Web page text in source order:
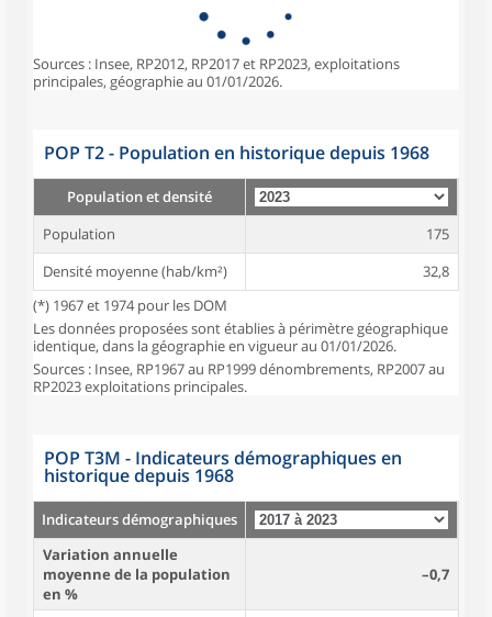
Sources : Insee, RP2012, RP2017 et RP2023, exploitations
principales, géographie au 01/01/2026.
POP T2 - Population en historique depuis 1968
Population et densité
Population
175
Densité moyenne (hab/km²)
32,8
(*) 1967 et 1974 pour les DOM
Les données proposées sont établies à périmètre géographique
identique, dans la géographie en vigueur au 01/01/2026.
Sources : Insee, RP1967 au RP1999 dénombrements, RP2007 au
RP2023 exploitations principales.
POP T3M - Indicateurs démographiques en
historique depuis 1968
Indicateurs démographiques
Variation annuelle
moyenne de la population
en %
–0,7